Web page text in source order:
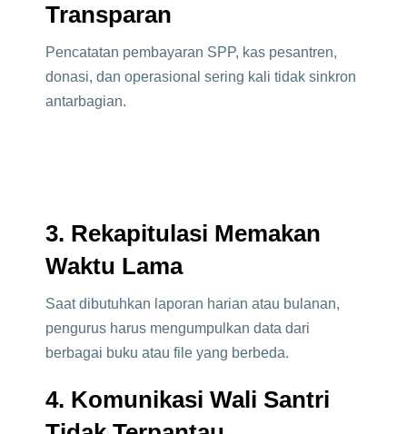
Transparan
Pencatatan pembayaran SPP, kas pesantren,
donasi, dan operasional sering kali tidak sinkron
antarbagian.
3. Rekapitulasi Memakan
Waktu Lama
Saat dibutuhkan laporan harian atau bulanan,
pengurus harus mengumpulkan data dari
berbagai buku atau file yang berbeda.
4. Komunikasi Wali Santri